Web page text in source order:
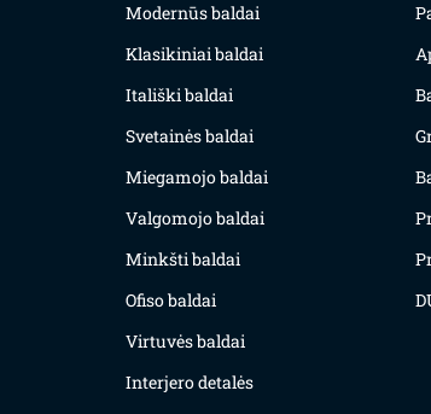
Modernūs baldai
Klasikiniai baldai
Itališki baldai
Svetainės baldai
Miegamojo baldai
Valgomojo baldai
Minkšti baldai
Ofiso baldai
Virtuvės baldai
Interjero detalės